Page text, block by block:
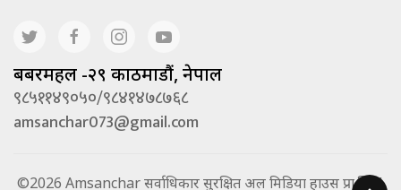
बबरमहल -२९ काठमाडौं, नेपाल
९८५११४९०५०/९८४१४७८७६८
amsanchar073@gmail.com
©2026 Amsanchar सर्वाधिकार सुरक्षित अल मिडिया हाउस प्रा.लि. |